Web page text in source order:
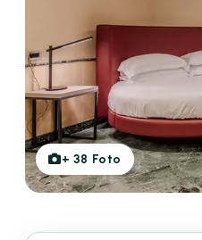
+ 38 Foto